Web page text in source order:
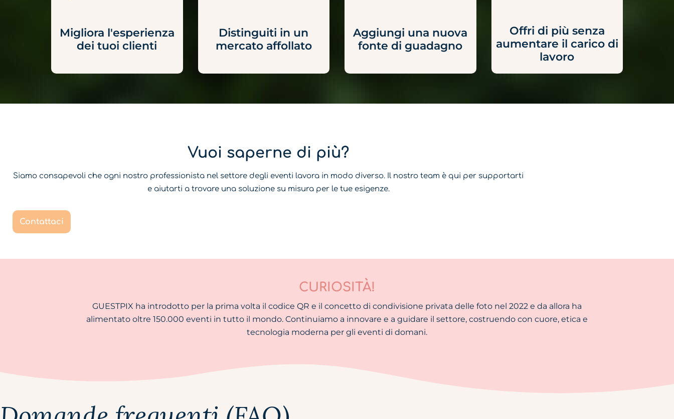
Migliora l'esperienza
dei tuoi clienti
Distinguiti in un
mercato affollato
Aggiungi una nuova
fonte di guadagno
Offri di più senza
aumentare il carico di
lavoro
Vuoi saperne di più?
Siamo consapevoli che ogni nostro professionista nel settore degli eventi lavora in modo diverso. Il nostro team è qui per supportarti
e aiutarti a trovare una soluzione su misura per le tue esigenze.
Contattaci
CURIOSITÀ!
GUESTPIX ha introdotto per la prima volta il codice QR e il concetto di condivisione privata delle foto nel 2022 e da allora ha
alimentato oltre 150.000 eventi in tutto il mondo. Continuiamo a innovare e a guidare il settore, costruendo con cuore, etica e
tecnologia moderna per gli eventi di domani.